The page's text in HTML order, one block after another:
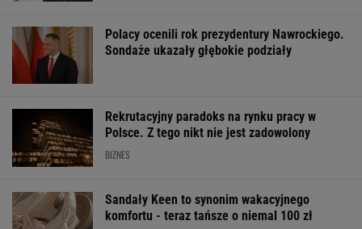
Polacy ocenili rok prezydentury Nawrockiego.
Sondaże ukazały głębokie podziały
Rekrutacyjny paradoks na rynku pracy w
Polsce. Z tego nikt nie jest zadowolony
BIZNES
Sandały Keen to synonim wakacyjnego
komfortu - teraz tańsze o niemal 100 zł